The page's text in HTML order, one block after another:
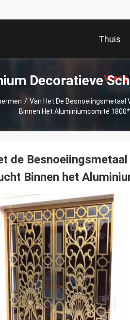
Thuis
Decoratieve
/ Van Het De Besnoeiingsmetaal
Binnen Het Aluminiumcomité
de
Binnen het